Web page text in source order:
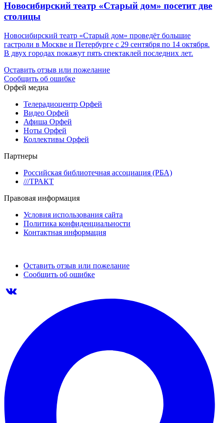
Новосибирский театр «Старый дом» посетит две
столицы
Новосибирский театр «Старый дом» проведёт большие
гастроли в Москве и Петербурге с 29 сентября по 14 октября.
В двух городах покажут пять спектаклей последних лет.
Оставить отзыв или пожелание
Сообщить об ошибке
Орфей медиа
Телерадиоцентр Орфей
Видео Орфей
Афиша Орфей
Ноты Орфей
Коллективы Орфей
Партнеры
Российская библиотечная ассоциация (РБА)
///ТРАКТ
Правовая информация
Условия использования сайта
Политика конфиденциальности
Контактная информация
Оставить отзыв или пожелание
Сообщить об ошибке